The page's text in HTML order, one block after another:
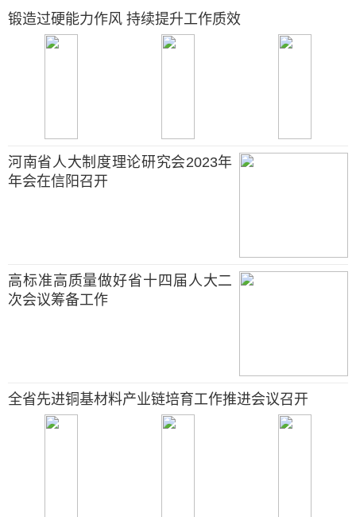
锻造过硬能力作风 持续提升工作质效
河南省人大制度理论研究会2023年
年会在信阳召开
高标准高质量做好省十四届人大二
次会议筹备工作
全省先进铜基材料产业链培育工作推进会议召开